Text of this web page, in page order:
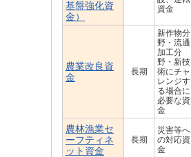
基盤強化資
金）
資金
農業改良資
金
長期
新作物分
野・流通
加工分
野・新技
術にチャ
レンジす
る場合に
必要な資
金
農林漁業セ
ーフティネ
ット資金
長期
災害等へ
の対応資
金